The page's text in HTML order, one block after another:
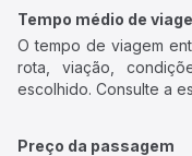
Tempo médio de
O tempo de viagem
rota, viação,
escolhido. Consulte a
Preço da passagem